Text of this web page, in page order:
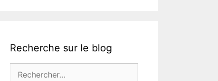
Recherche sur le blog